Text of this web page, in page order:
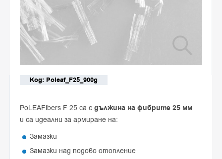
Код: Poleaf_F25_900g
PoLEAFibers F 25 са с дължина на фибрите 25 мм
и са идеални за армиране на:
Замазки
Замазки над подово отопление